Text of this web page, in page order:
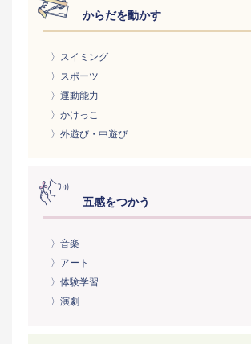
からだを動かす
〉スイミング
〉スポーツ
〉運動能力
〉かけっこ
〉外遊び・中遊び
五感をつかう
〉音楽
〉アート
〉体験学習
〉演劇